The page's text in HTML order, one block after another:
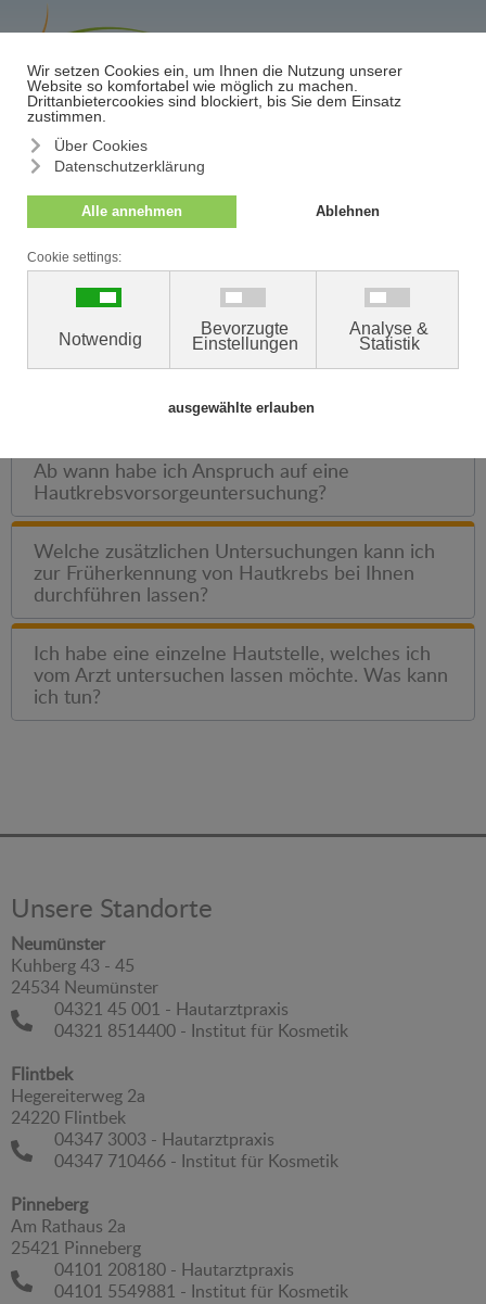
Termin/Absage
FAQ – Häufig gestellte Fragen
Zur Aufklärung von vielfach gestellten Fragen unserer
Patienten haben wir für Sie die FAQs – häufig gestellte
Fragen zusammengestellt.
per Mail oder telefonisch.
Ab wann habe ich Anspruch auf eine
Hautkrebsvorsorgeuntersuchung?
Welche zusätzlichen Untersuchungen kann ich
zur Früherkennung von Hautkrebs bei Ihnen
durchführen lassen?
Ich habe eine einzelne Hautstelle, welches ich
vom Arzt untersuchen lassen möchte. Was kann
ich tun?
Unsere Standorte
Neumünster
Kuhberg 43 - 45
24534 Neumünster
04321 45 001 - Hautarztpraxis
04321 8514400 - Institut für Kosmetik
Flintbek
Hegereiterweg 2a
24220 Flintbek
04347 3003 - Hautarztpraxis
04347 710466 - Institut für Kosmetik
Pinneberg
Am Rathaus 2a
25421 Pinneberg
04101 208180 - Hautarztpraxis
04101 5549881 - Institut für Kosmetik